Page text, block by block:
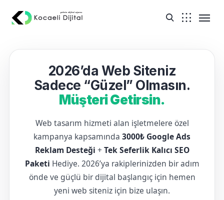
2026’da Web Siteniz
Sadece “Güzel” Olmasın.
Müşteri Getirsin.
Web tasarım hizmeti alan işletmelere özel
kampanya kapsamında 3000₺ Google Ads
Reklam Desteği + Tek Seferlik Kalıcı SEO
Paketi Hediye. 2026’ya rakiplerinizden bir adım
önde ve güçlü bir dijital başlangıç için hemen
yeni web siteniz için bize ulaşın.